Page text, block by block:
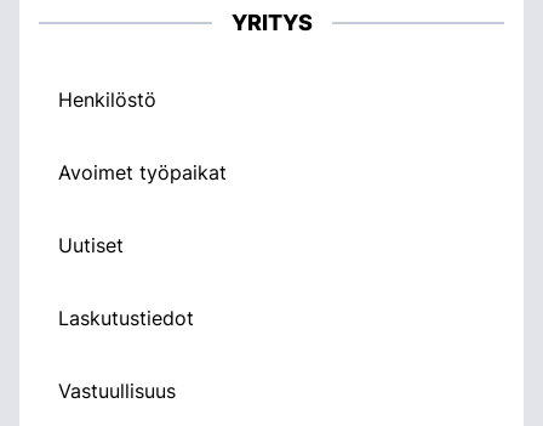
YRITYS
Henkilöstö
Avoimet työpaikat
Uutiset
Laskutustiedot
Vastuullisuus